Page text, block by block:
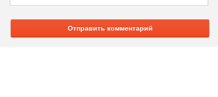
Отправить комментарий